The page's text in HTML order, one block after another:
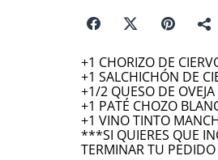
+1 CHORIZO DE
+1 SALCHICHÓN DE
+1/2 QUESO DE
+1 PATÉ CHOZO
+1 VINO TINTO
***SI QUIERES QUE
TERMINAR TU